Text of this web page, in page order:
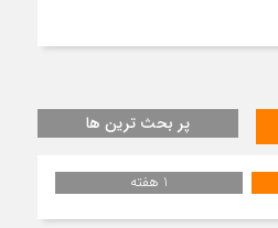
پر بحث ترین ها
1 هفته